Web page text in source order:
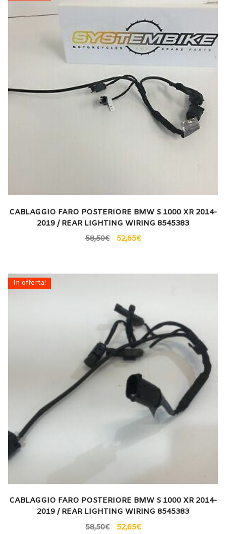
CABLAGGIO FARO POSTERIORE BMW S 1000 XR 2014-
2019 / REAR LIGHTING WIRING 8545383
58,50€ 52,65€
In offerta!
CABLAGGIO FARO POSTERIORE BMW S 1000 XR 2014-
2019 / REAR LIGHTING WIRING 8545383
58,50€ 52,65€